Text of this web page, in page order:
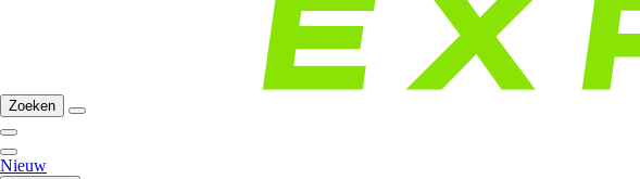
Zoeken
Nieuw